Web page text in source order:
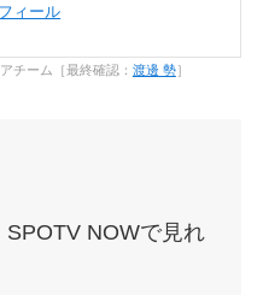
ィール
チーム［最終確認： 渡邊 勢］
SPOTV NOWで見れ